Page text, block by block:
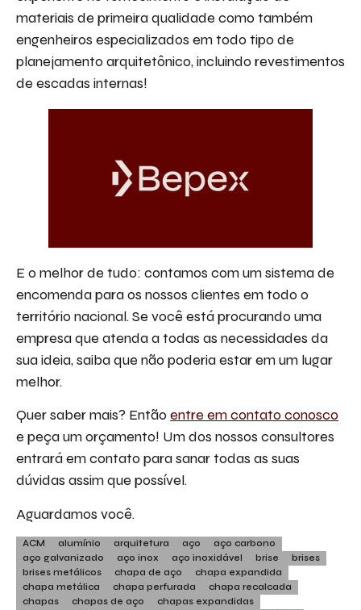
materiais de primeira qualidade como também
engenheiros especializados em todo tipo de
planejamento arquitetônico, incluindo revestimentos
de escadas internas!
E o melhor de tudo: contamos com um sistema de
encomenda para os nossos clientes em todo o
território nacional. Se você está procurando uma
empresa que atenda a todas as necessidades da
sua ideia, saiba que não poderia estar em um lugar
melhor.
Quer saber mais? Então entre em contato conosco
e peça um orçamento! Um dos nossos consultores
entrará em contato para sanar todas as suas
dúvidas assim que possível.
Aguardamos você.
ACM alumínio arquitetura aço
aço carbono
aço galvanizado
aço inox aço inoxidável brise
brises
brises metálicos
chapa de aço
chapa expandida
chapa metálica
chapa perfurada
chapa recalcada
chapas
chapas de aço
chapas expandidas